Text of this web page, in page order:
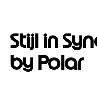
Stijl in
by Polar